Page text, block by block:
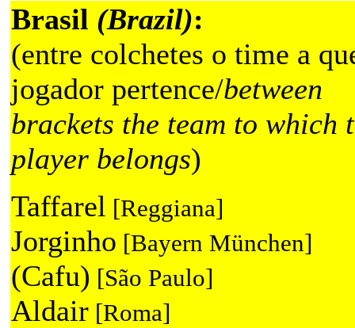
Brasil (Brazil):
(entre colchetes o time a
jogador pertence/between
brackets the team to which
player belongs)
Taffarel [Reggiana]
Jorginho [Bayern München]
(Cafu) [São Paulo]
Aldair [Roma]